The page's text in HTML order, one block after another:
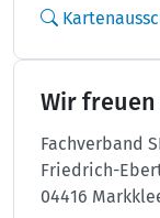
Wir
Fachverband
Friedrich-
04416